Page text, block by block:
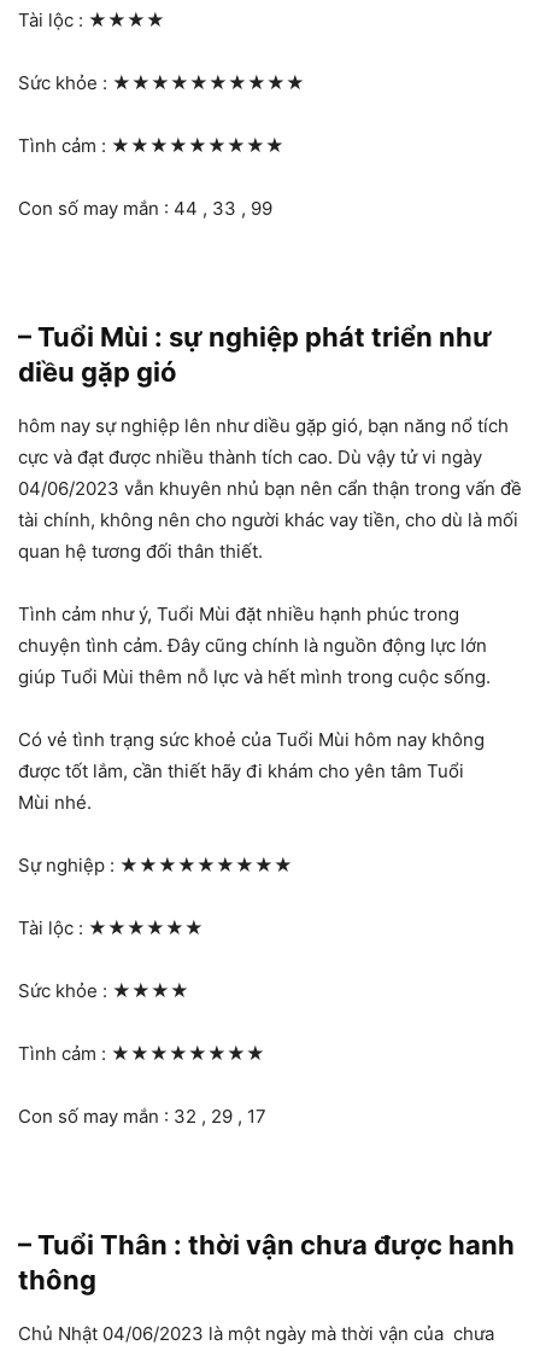
Tài lộc : ★★★★
Sức khỏe : ★★★★★★★★★★
Tình cảm : ★★★★★★★★★
Con số may mắn : 44 , 33 , 99
– Tuổi Mùi : sự nghiệp phát triển như
diều gặp gió
hôm nay sự nghiệp lên như diều gặp gió, bạn năng nổ tích
cực và đạt được nhiều thành tích cao. Dù vậy tử vi ngày
04/06/2023 vẫn khuyên nhủ bạn nên cẩn thận trong vấn đề
tài chính, không nên cho người khác vay tiền, cho dù là mối
quan hệ tương đối thân thiết.
Tình cảm như ý, Tuổi Mùi đặt nhiều hạnh phúc trong
chuyện tình cảm. Đây cũng chính là nguồn động lực lớn
giúp Tuổi Mùi thêm nỗ lực và hết mình trong cuộc sống.
Có vẻ tình trạng sức khoẻ của Tuổi Mùi hôm nay không
được tốt lắm, cần thiết hãy đi khám cho yên tâm Tuổi
Mùi nhé.
Sự nghiệp : ★★★★★★★★★
Tài lộc : ★★★★★★
Sức khỏe : ★★★★
Tình cảm : ★★★★★★★★
Con số may mắn : 32 , 29 , 17
– Tuổi Thân : thời vận chưa được hanh
thông
Chủ Nhật 04/06/2023 là một ngày mà thời vận của chưa